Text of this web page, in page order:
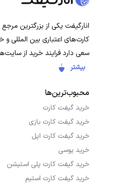
انارگیفت یکی از بزرگترین
کارت‌های اعتباری بین المللی
سعی دارد فرایند خرید از
کاربران ایرانی ساده‌تر کند.
کاربران با خیال راحت خرید
کنند.
بیشتر
محبوب‌ترین‌ها
خرید گیفت کارت
خرید گیفت کارت بازی
خرید گیفت کارت اپل
خرید یوسی
خرید گیفت کارت پلی استیشن
خرید گیفت کارت استیم